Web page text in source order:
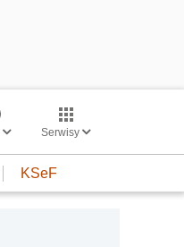
Serwisy
KSeF